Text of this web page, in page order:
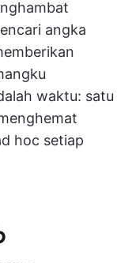
angka
waktu: satu
hoc setiap